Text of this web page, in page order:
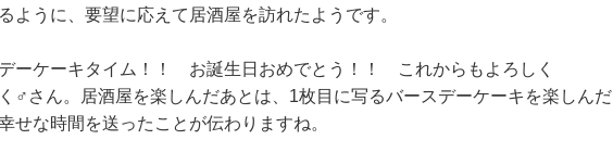
ように、要望に応えて居酒屋を訪れたようです。
ーケーキタイム！！ お誕生日おめでとう！！ これからもよろしく
♂さん。居酒屋を楽しんだあとは、1枚目に写るバースデーケーキを楽しんだ
せな時間を送ったことが伝わりますね。